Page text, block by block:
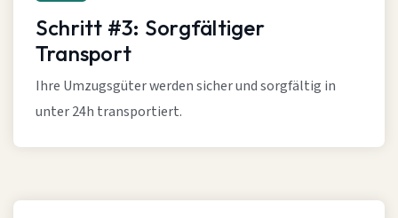
Schritt #3: Sorgfältiger
Transport
Ihre Umzugsgüter werden sicher und sorgfältig in
unter 24h transportiert.